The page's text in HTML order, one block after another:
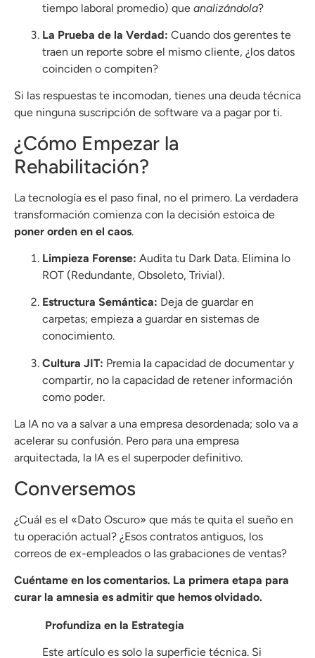
tiempo laboral promedio) que analizándola?
La Prueba de la Verdad: Cuando dos gerentes te
traen un reporte sobre el mismo cliente, ¿los datos
coinciden o compiten?
Si las respuestas te incomodan, tienes una deuda técnica
que ninguna suscripción de software va a pagar por ti.
¿Cómo Empezar la
Rehabilitación?
La tecnología es el paso final, no el primero. La verdadera
transformación comienza con la decisión estoica de
poner orden en el caos.
Limpieza Forense: Audita tu Dark Data. Elimina lo
ROT (Redundante, Obsoleto, Trivial).
Estructura Semántica: Deja de guardar en
carpetas; empieza a guardar en sistemas de
conocimiento.
Cultura JIT: Premia la capacidad de documentar y
compartir, no la capacidad de retener información
como poder.
La IA no va a salvar a una empresa desordenada; solo va a
acelerar su confusión. Pero para una empresa
arquitectada, la IA es el superpoder definitivo.
Conversemos
¿Cuál es el «Dato Oscuro» que más te quita el sueño en
tu operación actual? ¿Esos contratos antiguos, los
correos de ex-empleados o las grabaciones de ventas?
Cuéntame en los comentarios. La primera etapa para
curar la amnesia es admitir que hemos olvidado.
Profundiza en la Estrategia
Este artículo es solo la superficie técnica. Si